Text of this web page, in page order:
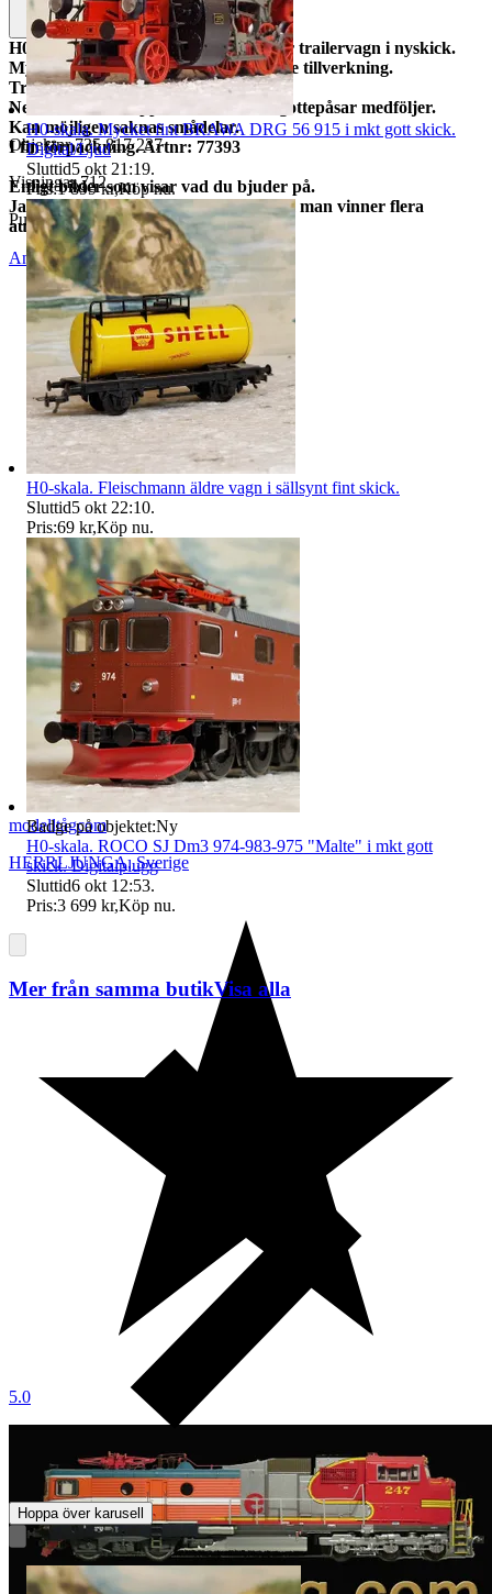
H0-skala. ROCO orange LKW Walter trailervagn i nyskick.
Mycket snygg modell i metall av senare tillverkning.
Troligen mycket lite använt.
Nem-fickor till kopplen,massor med gottepåsar medföljer.
Kan möjligen saknas smådelar.
I fin förpackning. Artnr: 77393
Enligt bilder som visar vad du bjuder på.
Jag samfraktar alltid till lägsta pris om man vinner flera
auktioner!
Objektnr 735 817 237
Visningar 712
Publicerad 10 jun 21:07
Anmäl Sälj liknande
modelltågcom
HERRLJUNGA,Sverige
5.0
H0-skala. Mycket fint BRAWA DRG 56 915 i mkt gott skick.
Digital/Ljud
Sluttid5 okt 21:19.
Pris:1 899 kr,Köp nu.
H0-skala. Fleischmann äldre vagn i sällsynt fint skick.
Sluttid5 okt 22:10.
Pris:69 kr,Köp nu.
Badge på objektet:Ny
H0-skala. ROCO SJ Dm3 974-983-975 "Malte" i mkt gott
skick. Digitalplugg
Sluttid6 okt 12:53.
Pris:3 699 kr,Köp nu.
Mer från samma butikVisa alla
Hoppa över karusell